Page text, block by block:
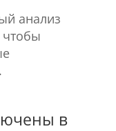
анализ
в